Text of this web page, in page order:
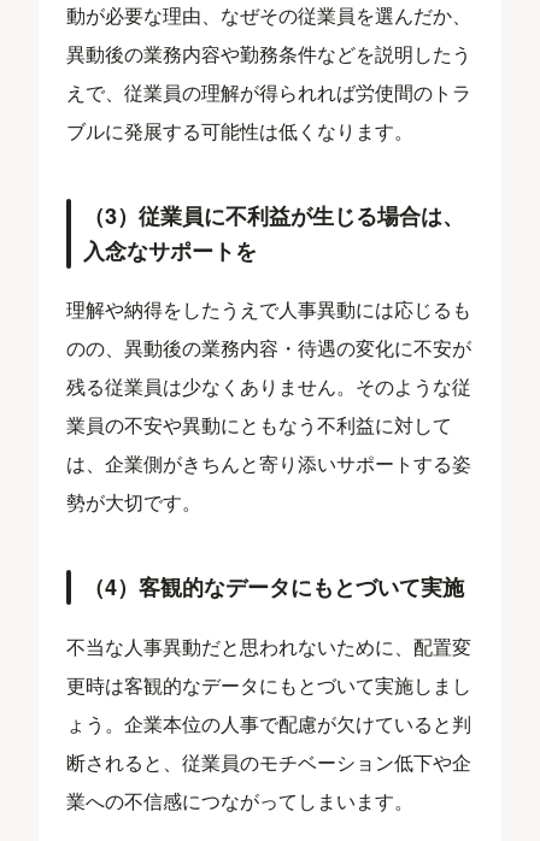
動が必要な理由、なぜその従業員を選んだか、
異動後の業務内容や勤務条件などを説明したう
えで、従業員の理解が得られれば労使間のトラ
ブルに発展する可能性は低くなります。
（3）従業員に不利益が生じる場合は、
入念なサポートを
理解や納得をしたうえで人事異動には応じるも
のの、異動後の業務内容・待遇の変化に不安が
残る従業員は少なくありません。そのような従
業員の不安や異動にともなう不利益に対して
は、企業側がきちんと寄り添いサポートする姿
勢が大切です。
（4）客観的なデータにもとづいて実施
不当な人事異動だと思われないために、配置変
更時は客観的なデータにもとづいて実施しまし
ょう。企業本位の人事で配慮が欠けていると判
断されると、従業員のモチベーション低下や企
業への不信感につながってしまいます。